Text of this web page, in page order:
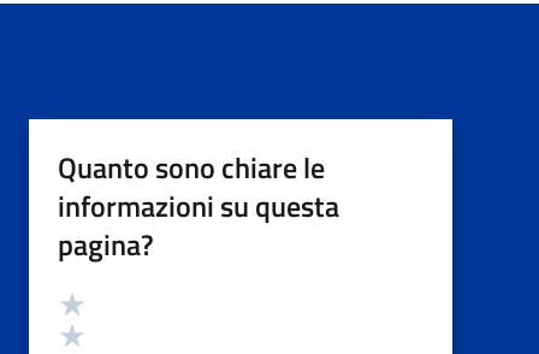
Quanto sono chiare le
informazioni su questa
pagina?
Valutazione